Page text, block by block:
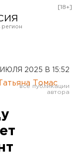
[18+]
2025 В 15:52
Татьяна Томас